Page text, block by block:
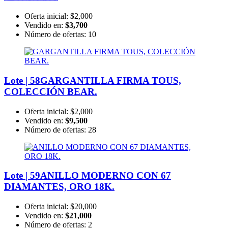
Oferta inicial: $2,000
Vendido en: $3,700
Número de ofertas: 10
Lote | 58GARGANTILLA FIRMA TOUS,
COLECCIÓN BEAR.
Oferta inicial: $2,000
Vendido en: $9,500
Número de ofertas: 28
Lote | 59ANILLO MODERNO CON 67
DIAMANTES, ORO 18K.
Oferta inicial: $20,000
Vendido en: $21,000
Número de ofertas: 2